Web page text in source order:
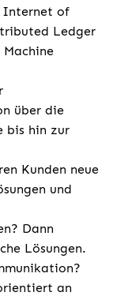
Internet of
Ledger
über die
bis hin zur
Kunden neue
und
Dann
Lösungen.
an